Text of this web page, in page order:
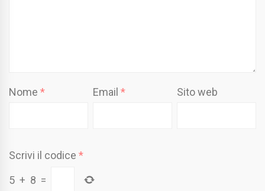
Nome * Email* Sito web
Scrivi il codice *
5 + 8 =